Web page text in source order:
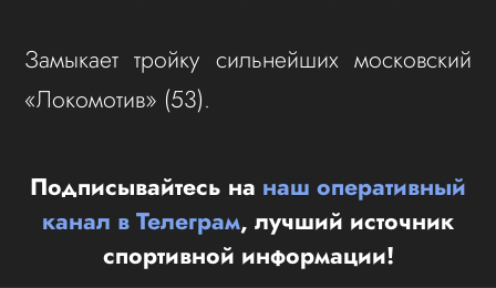
Замыкает тройку сильнейших московский
«Локомотив» (53).
Подписывайтесь на наш оперативный
канал в Телеграм, лучший источник
спортивной информации!